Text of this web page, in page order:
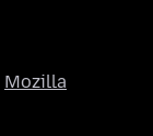
Mozilla